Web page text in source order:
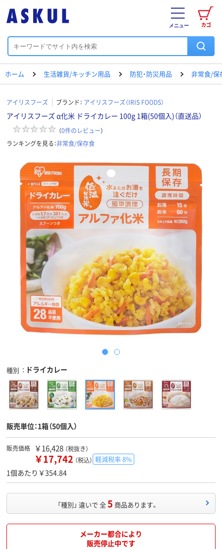
カゴ
メニュー
ホーム 生活雑貨/キッチン用品 防犯・防災用品 非常食/保
アイリスフーズ ブランド： アイリスフーズ（IRIS FOODS）
アイリスフーズ α化米 ドライカレー 100g 1箱(50個入)（直送品）
（0件のレビュー）
ランキングを見る：非常食/保存食
種別 ドライカレー
販売単位：1箱（50個入）
販売価格 ￥16,428 （税抜き）
￥17,742 （税込） 軽減税率 8%
1個あたり￥354.84
「種別」 違いで 全5 商品あります。
メーカー都合により
販売停止中です